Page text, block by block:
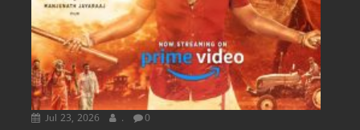
Jul 23, 2026 . 0